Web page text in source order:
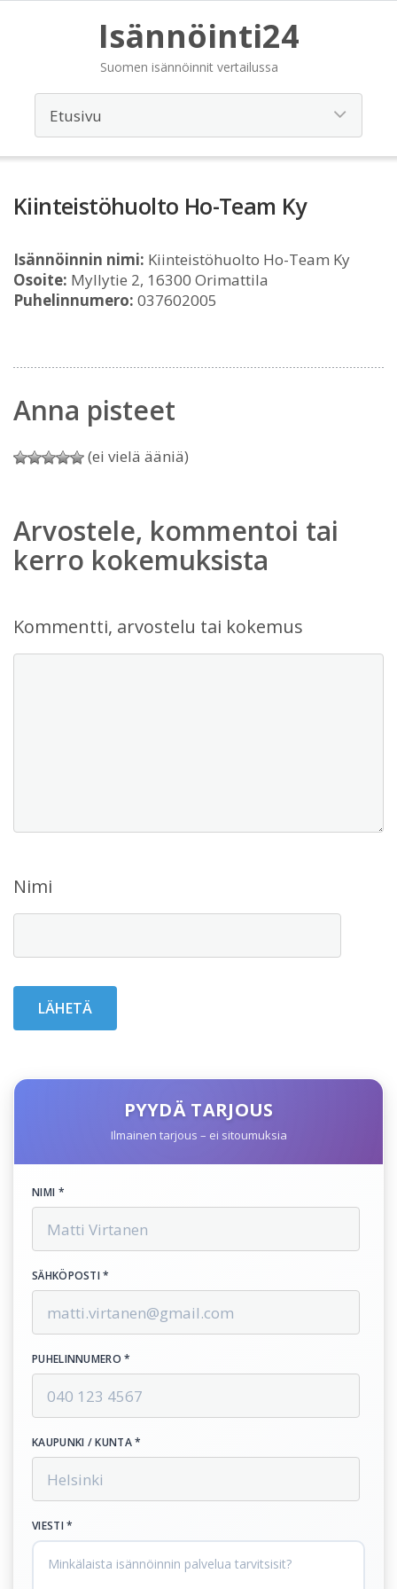
Isännöinti24
Suomen isännöinnit vertailussa
Kiinteistöhuolto Ho-Team Ky
Isännöinnin nimi: Kiinteistöhuolto Ho-Team Ky
Osoite: Myllytie 2, 16300 Orimattila
Puhelinnumero: 037602005
Anna pisteet
(ei vielä ääniä)
Arvostele, kommentoi tai
kerro kokemuksista
Kommentti, arvostelu tai kokemus
Nimi
PYYDÄ TARJOUS
Ilmainen tarjous – ei sitoumuksia
NIMI *
SÄHKÖPOSTI *
PUHELINNUMERO *
KAUPUNKI / KUNTA *
VIESTI *